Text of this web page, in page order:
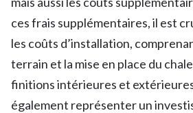
ces frais supplémentaires, il est
les coûts d’installation,
terrain et la mise en place du
finitions intérieures et
également représenter un